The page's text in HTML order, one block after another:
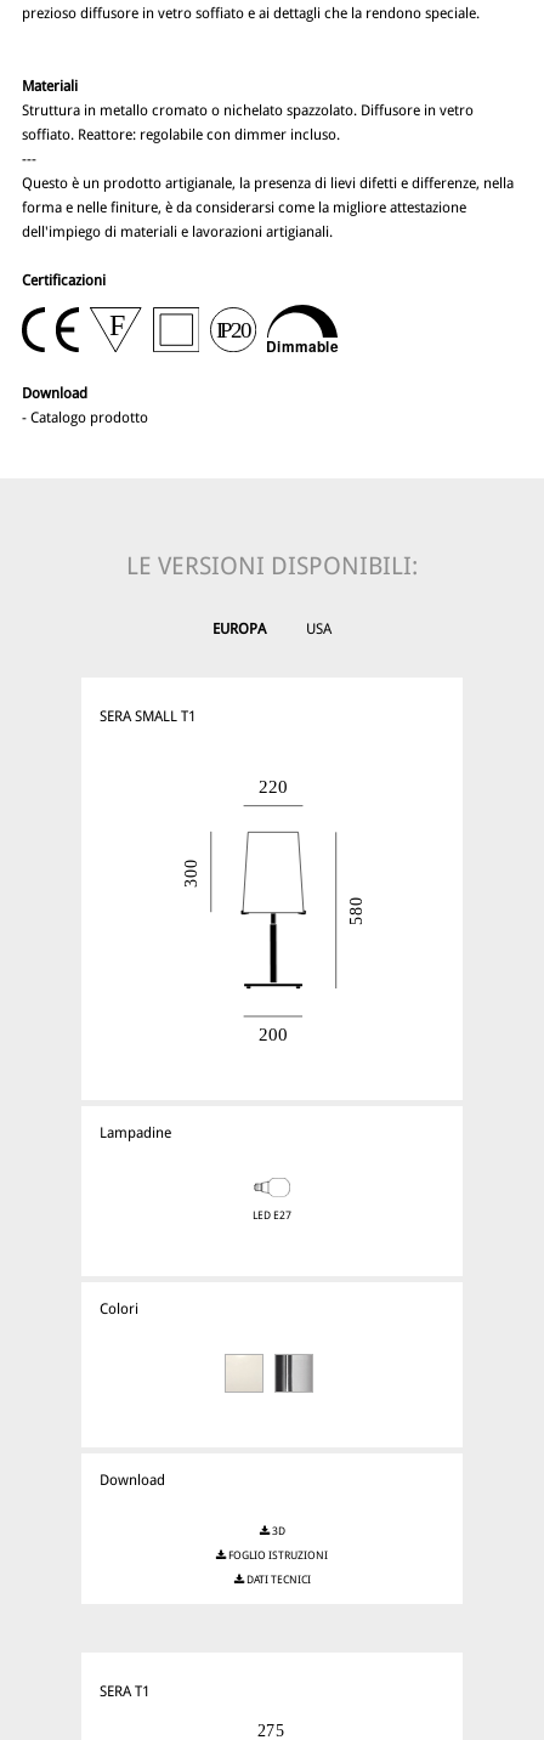
prezioso diffusore in vetro soffiato e ai dettagli che la rendono speciale.
Materiali
Struttura in metallo cromato o nichelato spazzolato. Diffusore in vetro
soffiato. Reattore: regolabile con dimmer incluso.
---
Questo è un prodotto artigianale, la presenza di lievi difetti e differenze, nella
forma e nelle finiture, è da considerarsi come la migliore attestazione
dell'impiego di materiali e lavorazioni artigianali.
Certificazioni
Download
- Catalogo prodotto
LE VERSIONI DISPONIBILI:
EUROPA USA
SERA SMALL T1
Lampadine
LED E27
Colori
Download
3D
FOGLIO ISTRUZIONI
DATI TECNICI
SERA T1